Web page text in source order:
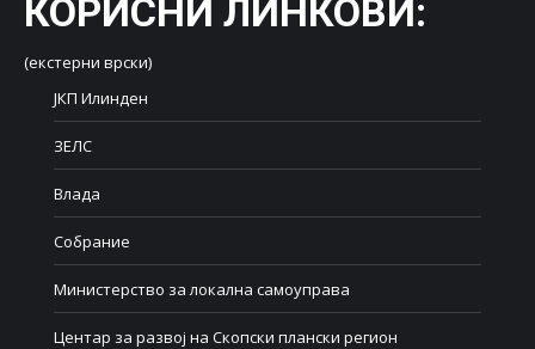
КОРИСНИ ЛИНКОВИ:
(екстерни врски)
ЈКП Илинден
ЗЕЛС
Влада
Собрание
Министерство за локална самоуправа
Центар за развој на Скопски плански регион